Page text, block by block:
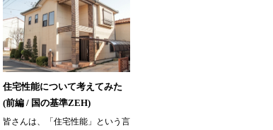
住宅性能について考えてみた
(前編 / 国の基準ZEH)
皆さんは、「住宅性能」という言